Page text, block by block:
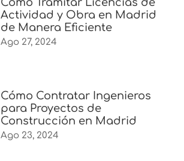
Actividad y Obra en Madrid
de Manera Eficiente
Ago 27, 2024
Cómo Contratar Ingenieros
para Proyectos de
Construcción en Madrid
Ago 23, 2024